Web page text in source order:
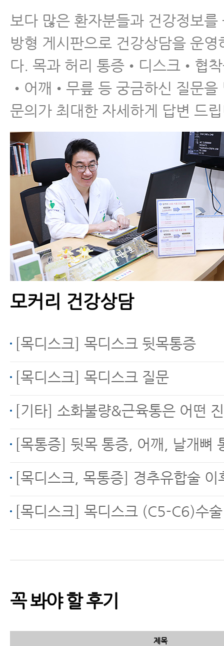
펄링테스트
목디스크, 목통증을 일으
키는 유일한 1가지 '자
세'
목디스크를 악화시키는
생활습관 6가지
목디스크, 목통증 환자가
4가지
목디스크에 좋은 운동 -
짧아진 목 앞쪽 근육 늘
리는 운동
목디스크운동 이거 하나
로 끝낸다. 도리도리 운
실손보험적용 가능한 한
보다 많은 환자분들과 건강정보를
방형 게시판으로 건강상담을 운영
다. 목과 허리 통증•디스크•협
•어깨•무릎 등 궁금하신 질문을
문의가 최대한 자세하게 답변 드
모커리 건강상담
[목디스크] 목디스크 뒷목통증
[목디스크] 목디스크 질문
[기타] 소화불량&근육통은 어떤 진료를
[목통증] 뒷목 통증, 어깨, 날개뼈 통
[목디스크, 목통증] 경추유합술 이후에도 뒷목통증 증상
[목디스크] 목디스크 (C5-C6)수
꼭 봐야 할 후기
제목